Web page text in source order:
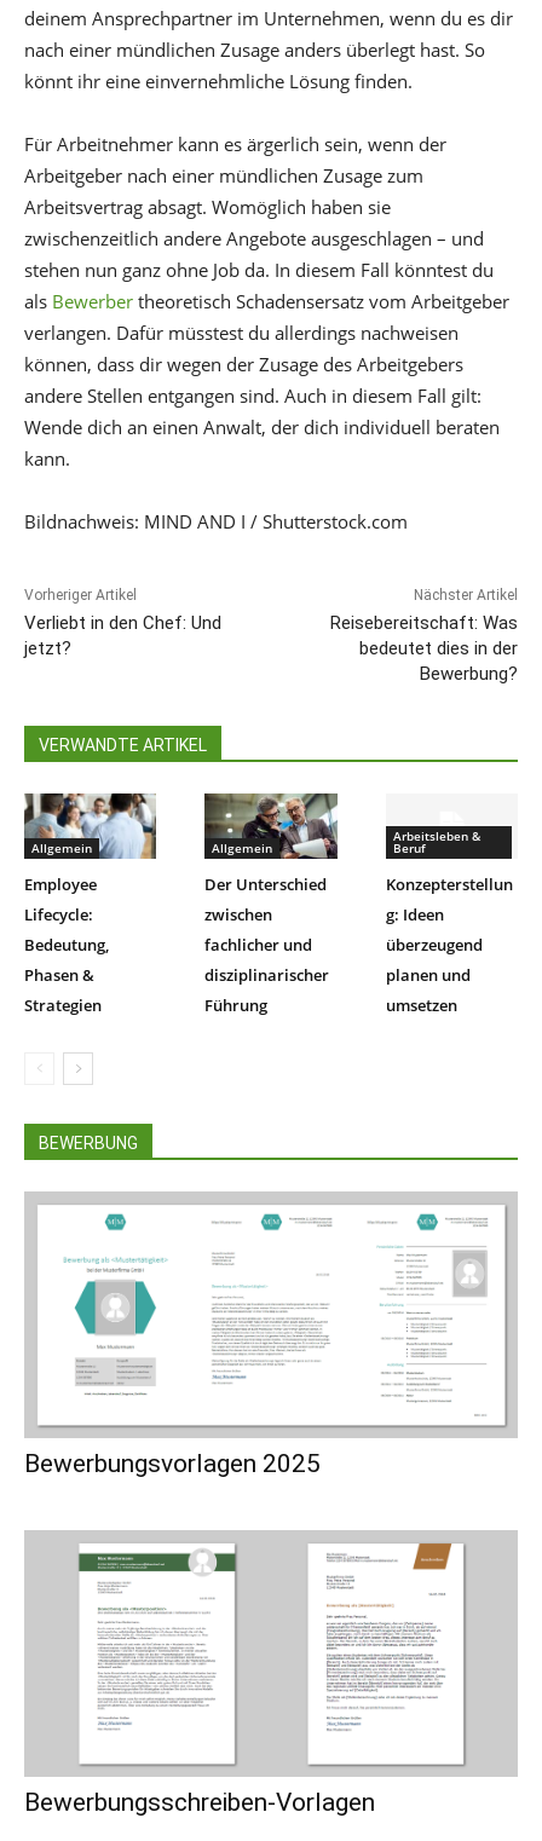
deinem Ansprechpartner im Unternehmen, wenn du es dir
nach einer mündlichen Zusage anders überlegt hast. So
könnt ihr eine einvernehmliche Lösung finden.
Für Arbeitnehmer kann es ärgerlich sein, wenn der
Arbeitgeber nach einer mündlichen Zusage zum
Arbeitsvertrag absagt. Womöglich haben sie
zwischenzeitlich andere Angebote ausgeschlagen – und
stehen nun ganz ohne Job da. In diesem Fall könntest du
als Bewerber theoretisch Schadensersatz vom Arbeitgeber
verlangen. Dafür müsstest du allerdings nachweisen
können, dass dir wegen der Zusage des Arbeitgebers
andere Stellen entgangen sind. Auch in diesem Fall gilt:
Wende dich an einen Anwalt, der dich individuell beraten
kann.
Bildnachweis: MIND AND I / Shutterstock.com
Vorheriger Artikel
Verliebt in den Chef: Und
jetzt?
Nächster Artikel
Reisebereitschaft: Was
bedeutet dies in der
Bewerbung?
VERWANDTE ARTIKEL
Allgemein
Employee
Lifecycle:
Bedeutung,
Phasen &
Strategien
Allgemein
Der Unterschied
zwischen
fachlicher und
disziplinarischer
Führung
Arbeitsleben &
Beruf
Konzepterstellun
g: Ideen
überzeugend
planen und
umsetzen
BEWERBUNG
Bewerbungsvorlagen 2025
Bewerbungsschreiben-Vorlagen